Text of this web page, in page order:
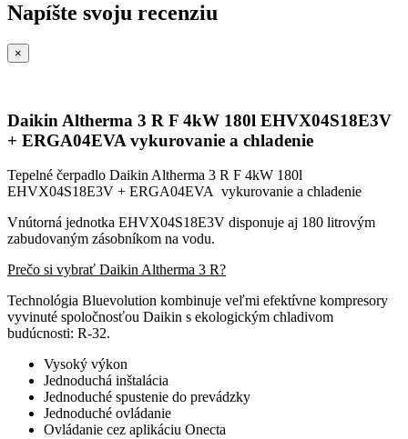
Napíšte svoju recenziu
×
Daikin Altherma 3 R F 4kW 180l EHVX04S18E3V
+ ERGA04EVA vykurovanie a chladenie
Tepelné čerpadlo Daikin Altherma 3 R F 4kW 180l
EHVX04S18E3V + ERGA04EVA vykurovanie a chladenie
Vnútorná jednotka EHVX04S18E3V disponuje aj 180 litrovým
zabudovaným zásobníkom na vodu.
Prečo si vybrať Daikin Altherma 3 R?
Technológia Bluevolution kombinuje veľmi efektívne kompresory
vyvinuté spoločnosťou Daikin s ekologickým chladivom
budúcnosti: R-32.
Vysoký výkon
Jednoduchá inštalácia
Jednoduché spustenie do prevádzky
Jednoduché ovládanie
Ovládanie cez aplikáciu Onecta